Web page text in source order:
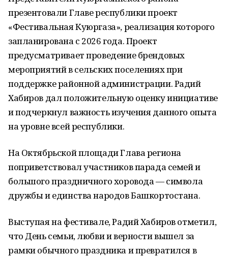
презентовали Главе республики проект
«Фестивальная Куюргаза», реализация которого
запланирована с 2026 года. Проект
предусматривает проведение брендовых
мероприятий в сельских поселениях при
поддержке районной администрации. Радий
Хабиров дал положительную оценку инициативе
и подчеркнул важность изучения данного опыта
на уровне всей республики.
На Октябрьской площади Глава региона
поприветствовал участников парада семей и
большого праздничного хоровода — символа
дружбы и единства народов Башкортостана.
Выступая на фестивале, Радий Хабиров отметил,
что День семьи, любви и верности вышел за
рамки обычного праздника и превратился в